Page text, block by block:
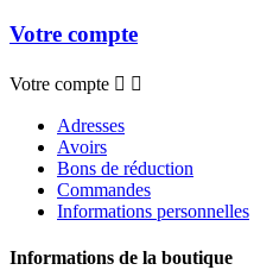
Votre compte
Votre compte  
Adresses
Avoirs
Bons de réduction
Commandes
Informations personnelles
Informations de la boutique